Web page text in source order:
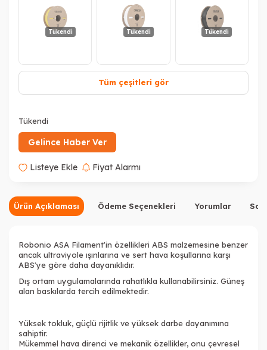
Tükendi Tükendi Tükendi
Tüm çeşitleri gör
Tükendi
Gelince Haber Ver
Listeye Ekle Fiyat Alarmı
Ürün Açıklaması Ödeme Seçenekleri Yorumlar
Robonio ASA Filament'in özellikleri ABS malzemesine benzer
ancak ultraviyole ışınlarına ve sert hava koşullarına karşı
ABS'ye göre daha dayanıklıdır.
Dış ortam uygulamalarında rahatlıkla kullanabilirsiniz. Güneş
alan baskılarda tercih edilmektedir.
Yüksek tokluk, güçlü rijitlik ve yüksek darbe dayanımına
sahiptir.
Mükemmel hava direnci ve mekanik özellikler, onu çevresel